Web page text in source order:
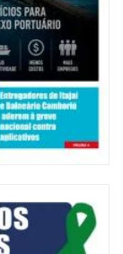
e queda de